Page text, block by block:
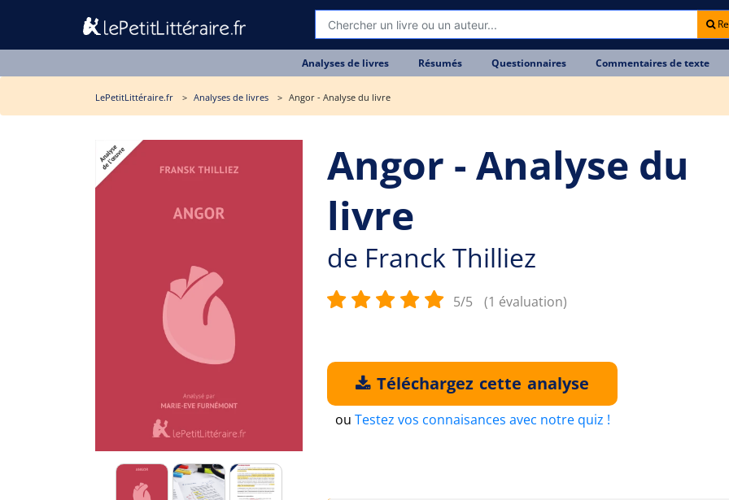
Analyses de livres Résumés Questionnaires Commentaires de texte
LePetitLittéraire.fr Analyses de livres Angor - Analyse du livre
Angor - Analyse du
livre
de Franck Thilliez
5/5 (1 évaluation)
Téléchargez cette analyse
ou Testez vos connaisances avec notre quiz !